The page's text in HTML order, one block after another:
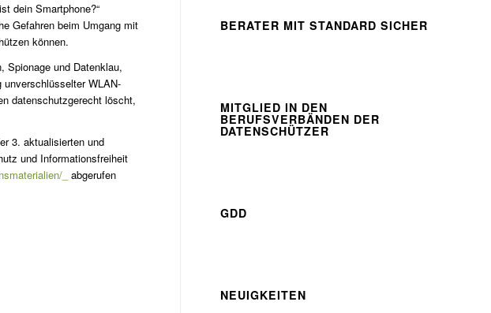
dein Smartphone?“
Gefahren beim Umgang mit
können.
Spionage und Datenklau,
WLAN-
datenschutzgerecht löscht,
3. aktualisierten und
und Informationsfreiheit
_ abgerufen
BERATER MIT STANDARD SICHER
MITGLIED IN DEN
BERUFSVERBÄNDEN DER
DATENSCHÜTZER
GDD
NEUIGKEITEN